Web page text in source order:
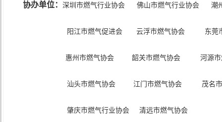
协办单位： 深圳市燃气行业协会 佛山市燃气行业协会 潮
阳江市燃气促进会 云浮市燃气协会 东莞市
惠州市燃气协会 韶关市燃气协会 河源市
汕头市燃气协会 江门市燃气协会 茂名市
肇庆市燃气行业协会 清远市燃气协会